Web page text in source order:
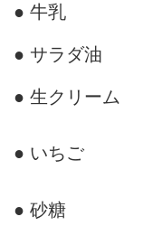
● 牛乳
● サラダ油
● 生クリーム
● いちご
● 砂糖